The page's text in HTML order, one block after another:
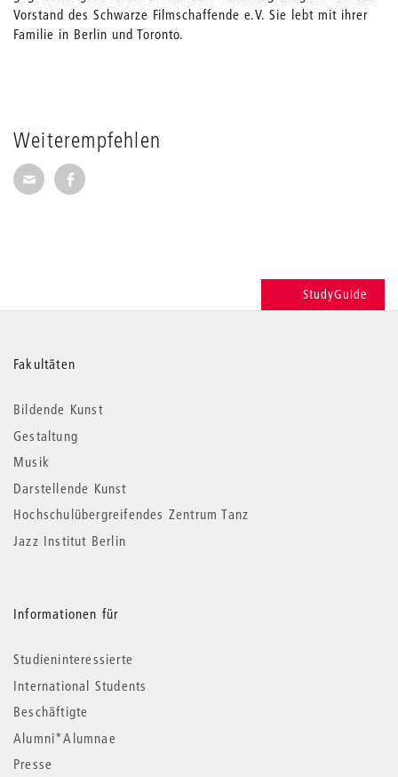
Weiterempfehlen
Seite per E-Mail weiterempfehlen
Seite auf Facebook weiterempfehlen
Vorstand des Schwarze Filmschaffende e.V. Sie lebt mit ihrer
Familie in Berlin und Toronto.
StudyGuide
Weitere
Informationen
Fakultäten
Bildende Kunst
Gestaltung
Musik
Darstellende Kunst
Hochschulübergreifendes Zentrum Tanz
Jazz Institut Berlin
Informationen für
Studieninteressierte
International Students
Beschäftigte
Alumni*Alumnae
Presse